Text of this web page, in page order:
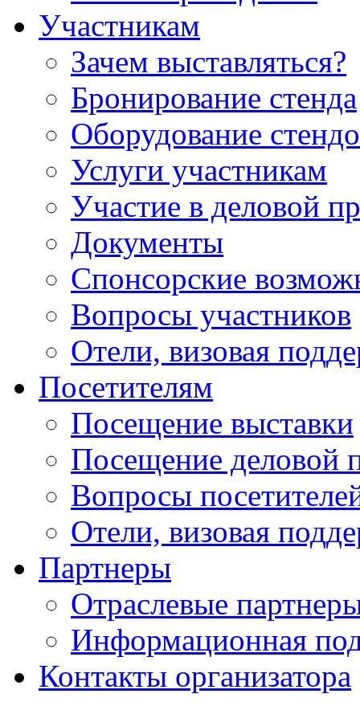
Участникам
Зачем выставляться?
Бронирование стенда
Оборудование
Услуги участникам
Участие в деловой
Документы
Спонсорские
Вопросы участников
Отели, визовая
Посетителям
Посещение выставки
Посещение деловой
Вопросы
Отели, визовая
Партнеры
Отраслевые
Информационная
Контакты организатора